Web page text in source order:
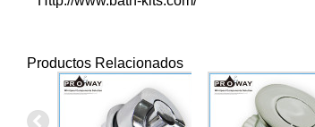
Productos Relacionados